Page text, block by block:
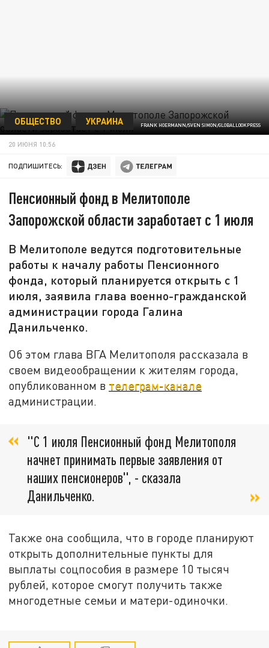
FRANK HOERMANN/SVEN SIMON/GLOBALLOOKPRESS
ОБЩЕСТВО УКРАИНА
20 ИЮНЯ 10:56
ПОДПИШИТЕСЬ:
Пенсионный фонд в Мелитополе
Запорожской области заработает с 1 июля
В Мелитополе ведутся подготовительные
работы к началу работы Пенсионного
фонда, который планируется открыть с 1
июля, заявила глава военно-гражданской
администрации города Галина
Данильченко.
Об этом глава ВГА Мелитополя рассказала в
своем видеообращении к жителям города,
опубликованном в телеграм-канале
администрации.
"С 1 июля Пенсионный фонд Мелитополя
начнет принимать первые заявления от
наших пенсионеров", - сказала
Данильченко.
Также она сообщила, что в городе планируют
открыть дополнительные пункты для
выплаты соцпособия в размере 10 тысяч
рублей, которое смогут получить также
многодетные семьи и матери-одиночки.